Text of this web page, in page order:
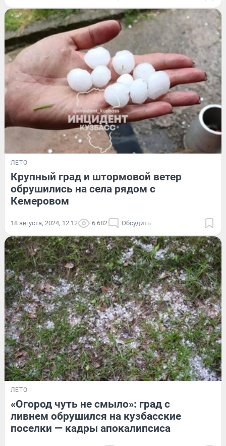
ЛЕТО
Крупный град и штормовой ветер
обрушились на села рядом с
Кемеровом
18 августа, 2024, 12:12 6 682 Обсудить
ЛЕТО
«Огород чуть не смыло»: град с
ливнем обрушился на кузбасские
поселки — кадры апокалипсиса